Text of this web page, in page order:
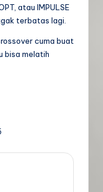
atau IMPULSE
terbatas lagi.
cuma buat
bisa melatih